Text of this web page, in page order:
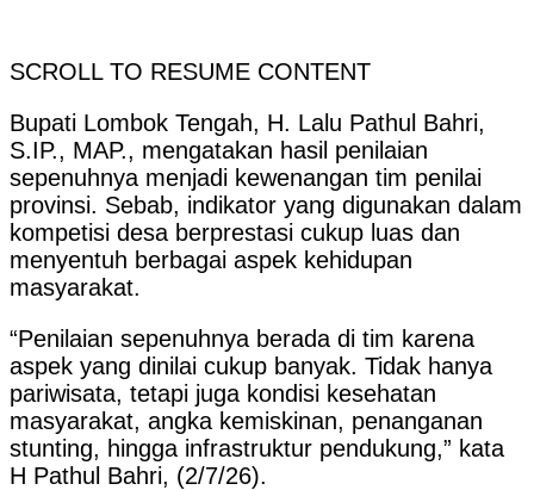
SCROLL TO RESUME CONTENT
Bupati Lombok Tengah, H. Lalu Pathul Bahri,
S.IP., MAP., mengatakan hasil penilaian
sepenuhnya menjadi kewenangan tim penilai
provinsi. Sebab, indikator yang digunakan dalam
kompetisi desa berprestasi cukup luas dan
menyentuh berbagai aspek kehidupan
masyarakat.
“Penilaian sepenuhnya berada di tim karena
aspek yang dinilai cukup banyak. Tidak hanya
pariwisata, tetapi juga kondisi kesehatan
masyarakat, angka kemiskinan, penanganan
stunting, hingga infrastruktur pendukung,” kata
H Pathul Bahri, (2/7/26).